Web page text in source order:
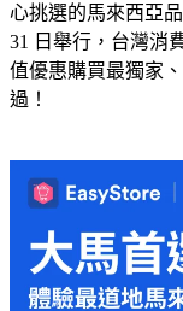
心挑選的馬來西亞
31 日舉行，台灣消
值優惠購買最獨家
過！